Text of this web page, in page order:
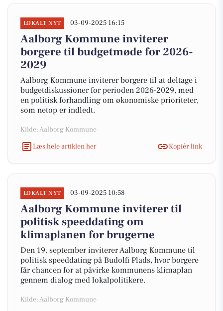
LOKALT NYT 03-09-2025 16:15
Aalborg Kommune inviterer
borgere til budgetmøde for 2026-
2029
Aalborg Kommune inviterer borgere til at deltage i
budgetdiskussioner for perioden 2026-2029, med
en politisk forhandling om økonomiske prioriteter,
som netop er indledt.
Kilde: Aalborg Kommune
Læs hele artiklen her
Kopiér link
LOKALT NYT 03-09-2025 10:58
Aalborg Kommune inviterer til
politisk speeddating om
klimaplanen for brugerne
Den 19. september inviterer Aalborg Kommune til
politisk speeddating på Budolfi Plads, hvor borgere
får chancen for at påvirke kommunens klimaplan
gennem dialog med lokalpolitikere.
Kilde: Aalborg Kommune